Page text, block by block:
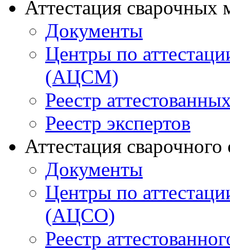
Аттестация сварочных
Документы
Центры по
(АЦСМ)
Реестр
Реестр экспертов
Аттестация
Документы
Центры по
(АЦСО)
Реестр